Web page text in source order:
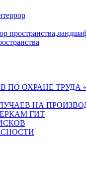
ПО ОХРАНЕ
НА
ГИТ